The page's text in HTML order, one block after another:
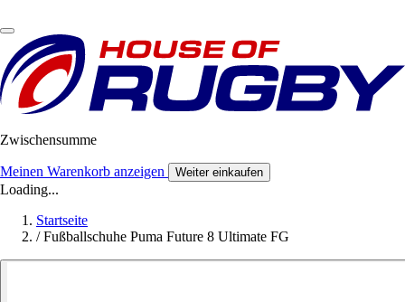
Zwischensumme
Meinen Warenkorb anzeigen Weiter einkaufen
Loading...
Startseite
/ Fußballschuhe Puma Future 8 Ultimate FG